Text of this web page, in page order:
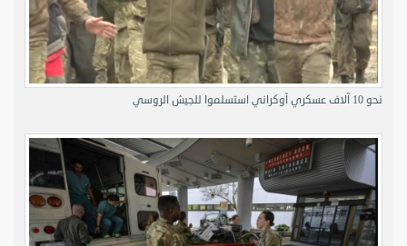
نحو 10 آلاف عسكري أوكراني استسلموا للجيش الروسي